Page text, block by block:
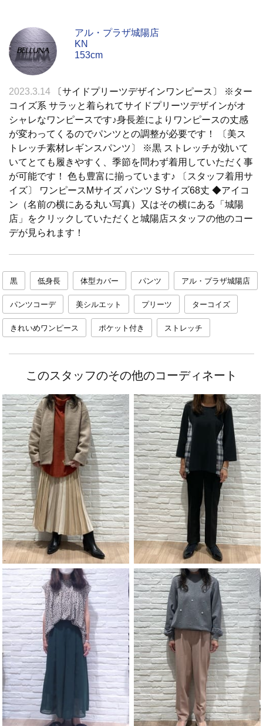
アル・プラザ城陽店
KN
153cm
2023.3.14 〔サイドプリーツデザインワンピース〕 ※ター
コイズ系 サラッと着られてサイドプリーツデザインがオ
シャレなワンピースです♪身長差によりワンピースの丈感
が変わってくるのでパンツとの調整が必要です！ 〔美ス
トレッチ素材レギンスパンツ〕 ※黒 ストレッチが効いて
いてとても履きやすく、季節を問わず着用していただく事
が可能です！ 色も豊富に揃っています♪ 〔スタッフ着用サ
イズ〕 ワンピースMサイズ パンツ Sサイズ68丈 ◆アイコ
ン（名前の横にある丸い写真）又はその横にある「城陽
店」をクリックしていただくと城陽店スタッフの他のコー
デが見られます！
黒 低身長 体型カバー パンツ アル・プラザ城陽店
パンツコーデ 美シルエット プリーツ ターコイズ
きれいめワンピース ポケット付き ストレッチ
このスタッフのその他のコーディネート